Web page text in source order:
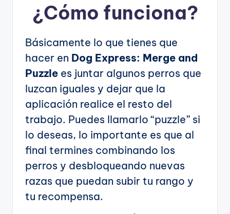
¿Cómo funciona?
Básicamente lo que tienes que
hacer en Dog Express: Merge and
Puzzle es juntar algunos perros que
luzcan iguales y dejar que la
aplicación realice el resto del
trabajo. Puedes llamarlo “puzzle” si
lo deseas, lo importante es que al
final termines combinando los
perros y desbloqueando nuevas
razas que puedan subir tu rango y
tu recompensa.